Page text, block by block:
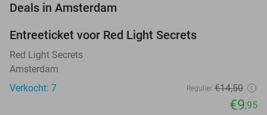
Deals in Amsterdam
TODAY
Entreeticket voor Red Light Secrets
Red Light Secrets
Amsterdam
Verkocht: 7
Regulier €14,50
€9,95